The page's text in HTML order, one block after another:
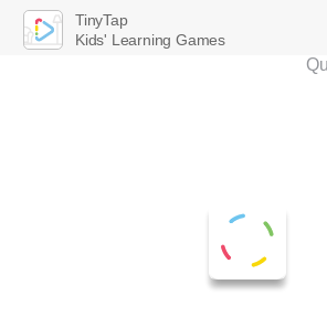
TinyTap
Kids' Learning Games